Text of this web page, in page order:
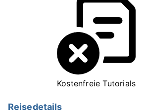
Kostenfreie Tutorials
Reisedetails